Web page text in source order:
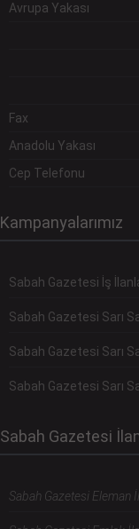
Avrupa Yakası
Fax
Anadolu Yakası
Cep Telefonu
Kampanyalarımız
Sabah Gazetesi İş
Sabah Gazetesi Sarı
Sabah Gazetesi Sarı
Sabah Gazetesi Sarı
Sabah Gazetesi
Sabah Gazetesi Eleman